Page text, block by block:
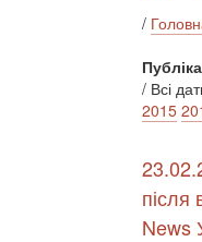
/
/ Всі
2015
News